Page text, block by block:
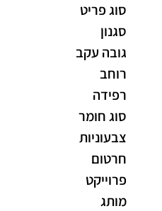
סוג פריט
סגנון
גובה עקב
רוחב
רפידה
סוג חומר
צבעוניות
חרטום
פרוייקט
מותג